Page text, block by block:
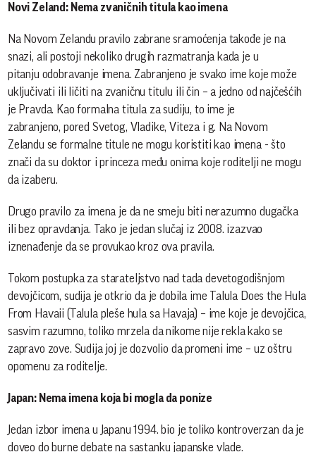
Novi Zeland: Nema zvaničnih titula kao imena
Na Novom Zelandu pravilo zabrane sramoćenja takođe je na
snazi, ali postoji nekoliko drugih razmatranja kada je u
pitanju odobravanje imena. Zabranjeno je svako ime koje može
uključivati ili ličiti na zvaničnu titulu ili čin – a jedno od najčešćih
je Pravda. Kao formalna titula za sudiju, to ime je
zabranjeno, pored Svetog, Vladike, Viteza i g. Na Novom
Zelandu se formalne titule ne mogu koristiti kao imena - što
znači da su doktor i princeza među onima koje roditelji ne mogu
da izaberu.
Drugo pravilo za imena je da ne smeju biti nerazumno dugačka
ili bez opravdanja. Tako je jedan slučaj iz 2008. izazvao
iznenađenje da se provukao kroz ova pravila.
Tokom postupka za starateljstvo nad tada devetogodišnjom
devojčicom, sudija je otkrio da je dobila ime Talula Does the Hula
From Havaii (Talula pleše hula sa Havaja) – ime koje je devojčica,
sasvim razumno, toliko mrzela da nikome nije rekla kako se
zapravo zove. Sudija joj je dozvolio da promeni ime – uz oštru
opomenu za roditelje.
Japan: Nema imena koja bi mogla da ponize
Jedan izbor imena u Japanu 1994. bio je toliko kontroverzan da je
doveo do burne debate na sastanku japanske vlade.